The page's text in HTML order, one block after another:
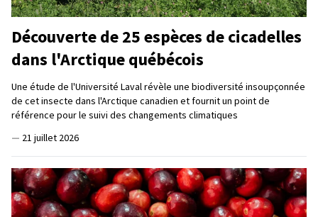
Découverte de 25 espèces de cicadelles
dans l'Arctique québécois
Une étude de l'Université Laval révèle une biodiversité insoupçonnée
de cet insecte dans l'Arctique canadien et fournit un point de
référence pour le suivi des changements climatiques
— 21 juillet 2026